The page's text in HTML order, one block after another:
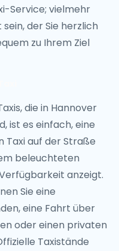
Service; vielmehr
der Sie herzlich
zu Ihrem Ziel
die in Hannover
ist es einfach, eine
Taxi auf der Straße
beleuchteten
anzeigt.
Sie eine
eine Fahrt über
oder einen privaten
Taxistände